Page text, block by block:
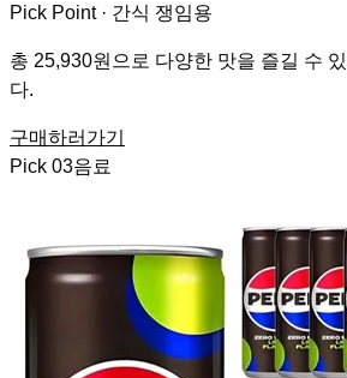
Pick Point · 간식 쟁임용
총 25,930원으로 다양한 맛을 즐길 수
다.
구매하러가기
Pick 03음료